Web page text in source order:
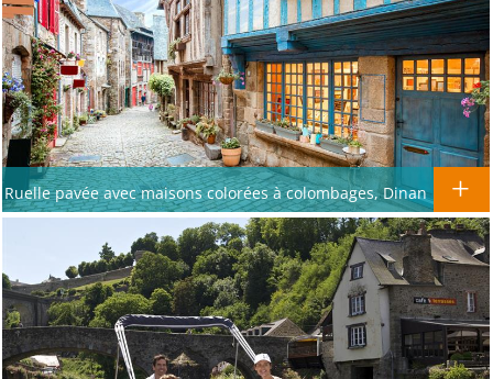
Ruelle pavée avec maisons colorées à colombages, Dinan